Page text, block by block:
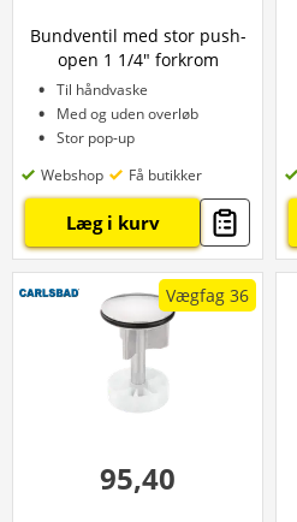
Bundventil med stor push-
open 1 1/4" forkrom
Til håndvaske
Med og uden overløb
Stor pop-up
Webshop
Få butikker
Læg i kurv
Vægfag 36
95,40